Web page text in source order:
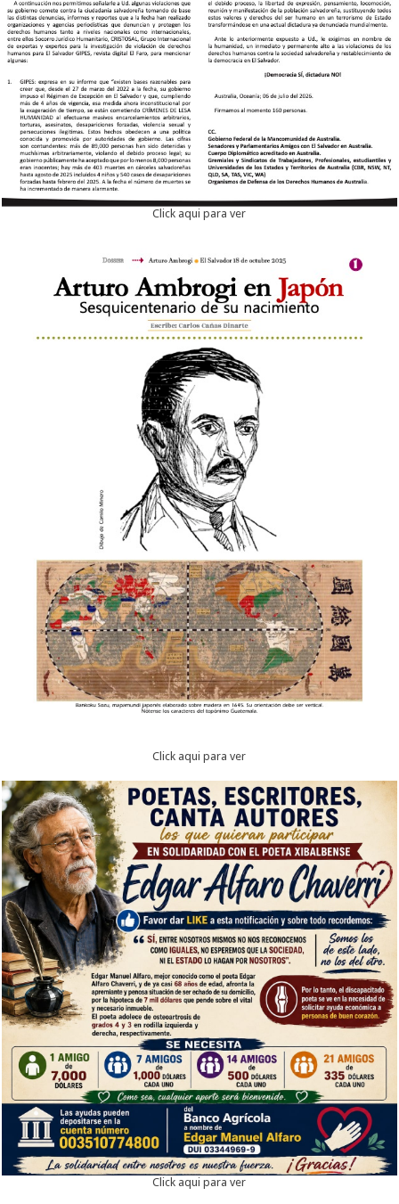
Click aqui para ver
Click aqui para ver
Click aqui para ver